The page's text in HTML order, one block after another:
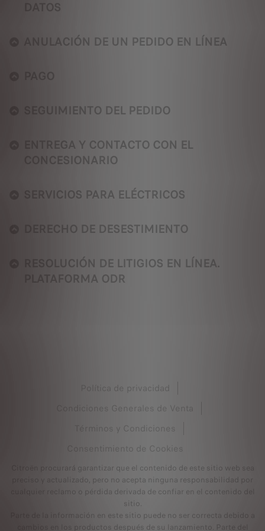
ANULACIÓN DE UN PEDIDO EN LÍNEA
SEGUIMIENTO DEL PEDIDO
ENTREGA Y CONTACTO CON EL
CONCESIONARIO
SERVICIOS PARA ELÉCTRICOS
DERECHO DE DESESTIMIENTO
RESOLUCIÓN DE LITIGIOS EN LÍNEA.
PLATAFORMA ODR
Política de privacidad
Condiciones Generales de Venta
Términos y Condiciones
Consentimiento de Cookies
Citroën procurará garantizar que el contenido de este sitio web sea
preciso y actualizado, pero no acepta ninguna responsabilidad por
cualquier reclamo o pérdida derivada de confiar en el contenido del
sitio.
Parte de la información en este sitio puede no ser correcta debido a
cambios en los productos después de su lanzamiento. Parte del